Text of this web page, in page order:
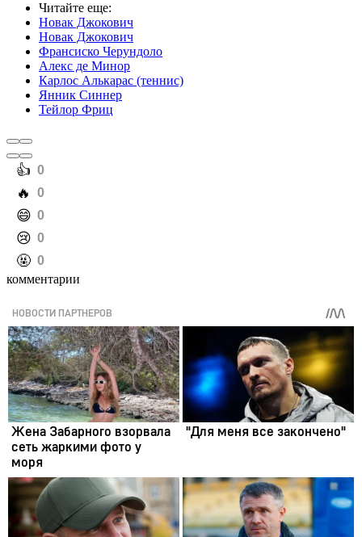
Читайте еще:
Новак Джокович
Новак Джокович
Франсиско Черундоло
Алекс де Минор
Карлос Алькарас (теннис)
Янник Синнер
Тейлор Фриц
️👍 0
️🔥 0
️😄 0
️😢 0
️🤬 0
комментарии